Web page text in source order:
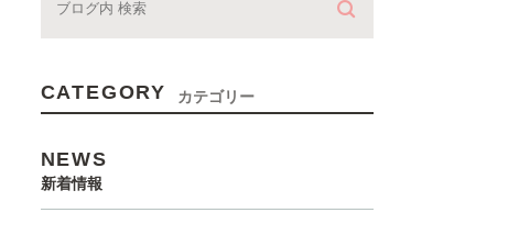
CATEGORY カテゴリー
NEWS
新着情報